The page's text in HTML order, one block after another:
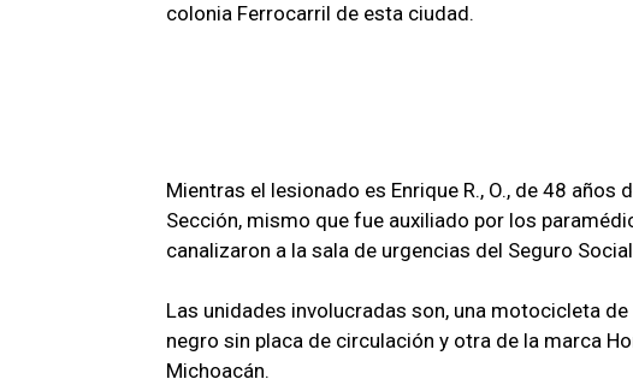
colonia Ferrocarril de esta ciudad.
Mientras el lesionado es Enrique R., O., de 48
Sección, mismo que fue auxiliado por los
canalizaron a la sala de urgencias del Seguro
Las unidades involucradas son, una motocicleta
negro sin placa de circulación y otra de la marca
Michoacán.